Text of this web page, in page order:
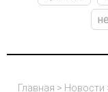
Главная > Новости